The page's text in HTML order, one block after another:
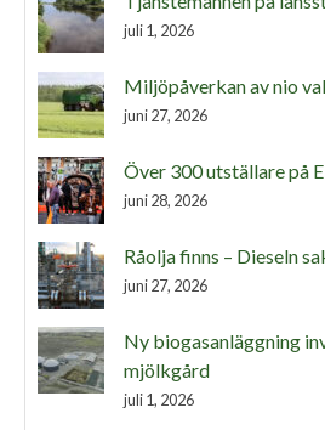
juli 1, 2026
Miljöpåverkan av nio
juni 27, 2026
Över 300 utställare på
juni 28, 2026
Råolja finns – Dieseln
juni 27, 2026
Ny biogasanläggning
mjölkgård
juli 1, 2026